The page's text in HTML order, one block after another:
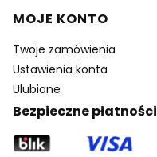
MOJE KONTO
Twoje zamówienia
Ustawienia konta
Ulubione
Bezpieczne płatności